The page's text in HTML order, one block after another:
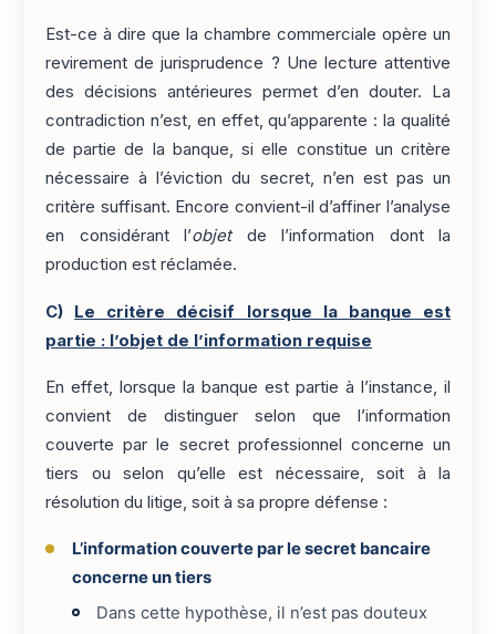
Est-ce à dire que la chambre commerciale opère un
revirement de jurisprudence ? Une lecture attentive
des décisions antérieures permet d’en douter. La
contradiction n’est, en effet, qu’apparente : la qualité
de partie de la banque, si elle constitue un critère
nécessaire à l’éviction du secret, n’en est pas un
critère suffisant. Encore convient-il d’affiner l’analyse
en considérant l’objetde l’information dont la
production est réclamée.
C) Le critère décisif lorsque la banque est
partie : l’objet de l’information requise
En effet, lorsque la banque est partie à l’instance, il
convient de distinguer selon que l’information
couverte par le secret professionnel concerne un
tiers ou selon qu’elle est nécessaire, soit à la
résolution du litige, soit à sa propre défense :
L’information couverte par le secret bancaire
concerne un tiers
Dans cette hypothèse, il n’est pas douteux